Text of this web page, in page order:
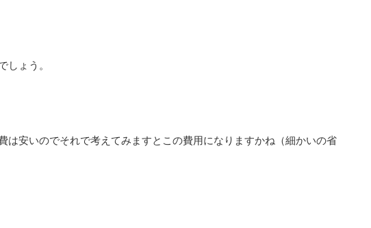
しょう。
は安いのでそれで考えてみますとこの費用になりますかね（細かいの省